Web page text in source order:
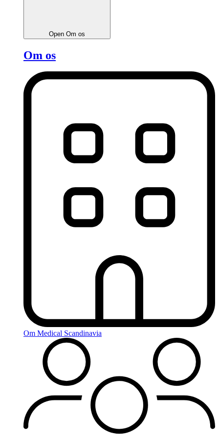
Open Om os
Om os
Om Medical Scandinavia